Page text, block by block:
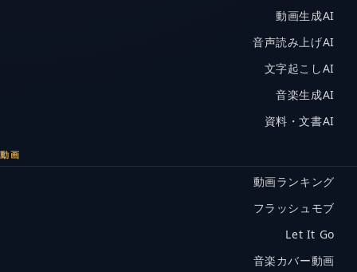
動画生成AI
音声読み上げAI
文字起こしAI
音楽生成AI
資料・文書AI
動画
動画ランキング
フラッシュモブ
Let It Go
音楽カバー動画